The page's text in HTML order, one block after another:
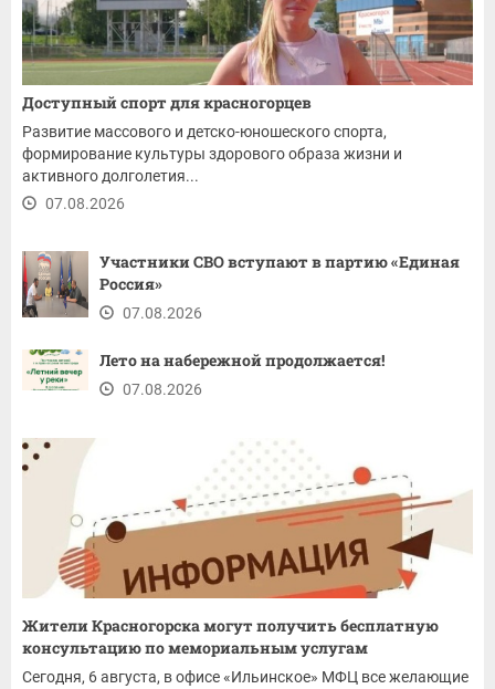
Доступный спорт для красногорцев
Развитие массового и детско-юношеского спорта,
формирование культуры здорового образа жизни и
активного долголетия...
07.08.2026
Участники СВО вступают в партию «Единая
Россия»
07.08.2026
Лето на набережной продолжается!
07.08.2026
Жители Красногорска могут получить бесплатную
консультацию по мемориальным услугам
Сегодня, 6 августа, в офисе «Ильинское» МФЦ все желающие